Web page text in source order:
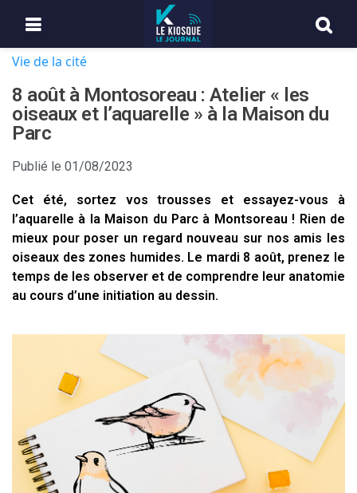
Vie de la cité
8 août à Montosoreau : Atelier « les
oiseaux et l’aquarelle » à la Maison du
Parc
Publié le 01/08/2023
Cet été, sortez vos trousses et essayez-vous à
l’aquarelle à la Maison du Parc à Montsoreau ! Rien de
mieux pour poser un regard nouveau sur nos amis les
oiseaux des zones humides. Le mardi 8 août, prenez le
temps de les observer et de comprendre leur anatomie
au cours d’une initiation au dessin.